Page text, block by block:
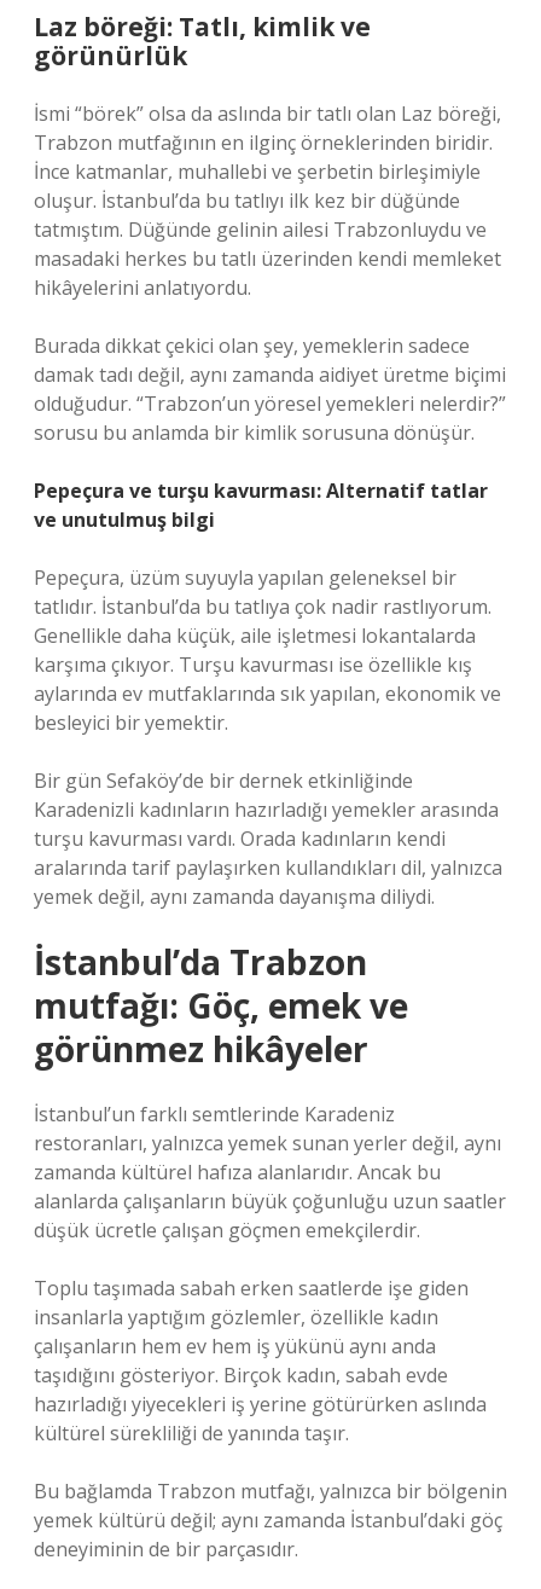
Laz böreği: Tatlı, kimlik ve
görünürlük
İsmi “börek” olsa da aslında bir tatlı olan Laz böreği,
Trabzon mutfağının en ilginç örneklerinden biridir.
İnce katmanlar, muhallebi ve şerbetin birleşimiyle
oluşur. İstanbul’da bu tatlıyı ilk kez bir düğünde
tatmıştım. Düğünde gelinin ailesi Trabzonluydu ve
masadaki herkes bu tatlı üzerinden kendi memleket
hikâyelerini anlatıyordu.
Burada dikkat çekici olan şey, yemeklerin sadece
damak tadı değil, aynı zamanda aidiyet üretme biçimi
olduğudur. “Trabzon’un yöresel yemekleri nelerdir?”
sorusu bu anlamda bir kimlik sorusuna dönüşür.
Pepeçura ve turşu kavurması: Alternatif tatlar
ve unutulmuş bilgi
Pepeçura, üzüm suyuyla yapılan geleneksel bir
tatlıdır. İstanbul’da bu tatlıya çok nadir rastlıyorum.
Genellikle daha küçük, aile işletmesi lokantalarda
karşıma çıkıyor. Turşu kavurması ise özellikle kış
aylarında ev mutfaklarında sık yapılan, ekonomik ve
besleyici bir yemektir.
Bir gün Sefaköy’de bir dernek etkinliğinde
Karadenizli kadınların hazırladığı yemekler arasında
turşu kavurması vardı. Orada kadınların kendi
aralarında tarif paylaşırken kullandıkları dil, yalnızca
yemek değil, aynı zamanda dayanışma diliydi.
İstanbul’da Trabzon
mutfağı: Göç, emek ve
görünmez hikâyeler
İstanbul’un farklı semtlerinde Karadeniz
restoranları, yalnızca yemek sunan yerler değil, aynı
zamanda kültürel hafıza alanlarıdır. Ancak bu
alanlarda çalışanların büyük çoğunluğu uzun saatler
düşük ücretle çalışan göçmen emekçilerdir.
Toplu taşımada sabah erken saatlerde işe giden
insanlarla yaptığım gözlemler, özellikle kadın
çalışanların hem ev hem iş yükünü aynı anda
taşıdığını gösteriyor. Birçok kadın, sabah evde
hazırladığı yiyecekleri iş yerine götürürken aslında
kültürel sürekliliği de yanında taşır.
Bu bağlamda Trabzon mutfağı, yalnızca bir bölgenin
yemek kültürü değil; aynı zamanda İstanbul’daki göç
deneyiminin de bir parçasıdır.